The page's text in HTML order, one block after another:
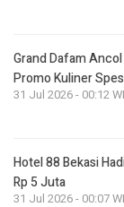
Grand Dafam
Promo Kuliner
31 Jul 2026 - 00:12
Hotel 88 Bekasi
Rp 5 Juta
31 Jul 2026 - 00:07